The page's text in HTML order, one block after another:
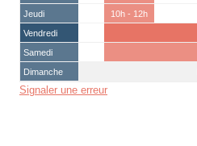
Jeudi
10h - 12h
Vendredi
Samedi
Dimanche
Signaler une erreur